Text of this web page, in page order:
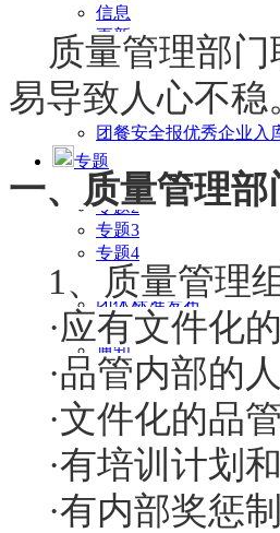
信息
更新
查询
个人证书查询
企业证书查询
团餐安全报优秀企业入
专题
专题1
专题2
专题3
专题4
团体标准发布
餐饮服务食品安全专家
通知
质量管理部门
易导致人心不稳
一、质量管理
1、质量管理
·应有文件化
·品管内部的
·文件化的品
·有培训计划
·有内部奖惩